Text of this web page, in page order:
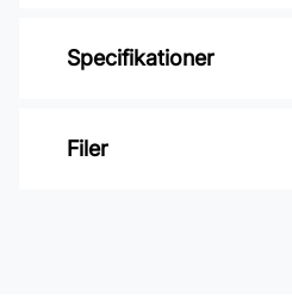
Specifikationer
Varumärke: Midbec
Filer